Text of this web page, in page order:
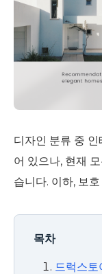
디자인 분류 중
어 있으나, 현재
습니다. 이하, 보
목차
드럭스